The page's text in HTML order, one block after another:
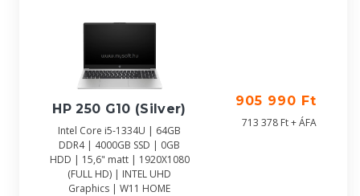
HP 250 G10 (Silver)
Intel Core i5-1334U | 64GB
DDR4 | 4000GB SSD | 0GB
HDD | 15,6" matt | 1920X1080
(FULL HD) | INTEL UHD
Graphics | W11 HOME
905 990 Ft
713 378 Ft + ÁFA